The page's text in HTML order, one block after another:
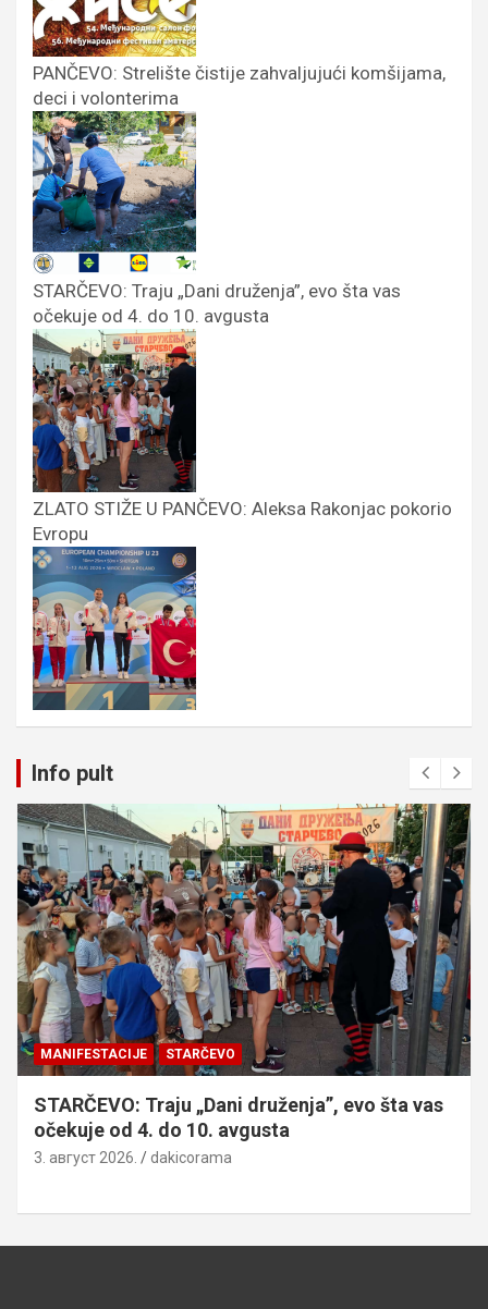
PANČEVO: Strelište čistije zahvaljujući komšijama,
deci i volonterima
STARČEVO: Traju „Dani druženja”, evo šta vas
očekuje od 4. do 10. avgusta
ZLATO STIŽE U PANČEVO: Aleksa Rakonjac pokorio
Evropu
Info pult
MANIFESTACIJE STARČEVO
STARČEVO: Traju „Dani druženja”, evo šta vas
očekuje od 4. do 10. avgusta
3. август 2026. dakicorama